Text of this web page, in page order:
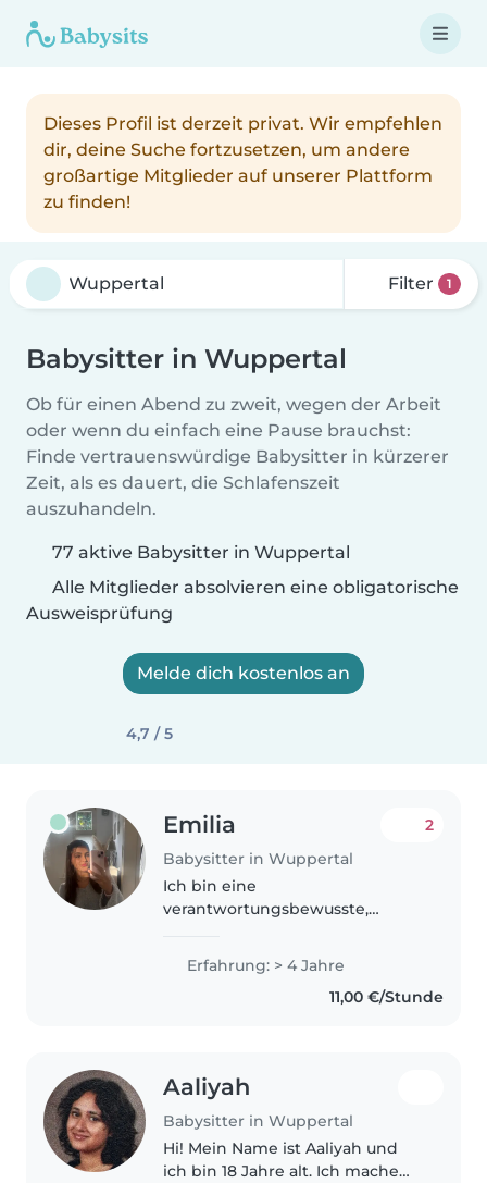
Dieses Profil ist derzeit privat. Wir empfehlen
dir, deine Suche fortzusetzen, um andere
großartige Mitglieder auf unserer Plattform
zu finden!
Filter 1
Babysitter in Wuppertal
Ob für einen Abend zu zweit, wegen der Arbeit
oder wenn du einfach eine Pause brauchst:
Finde vertrauenswürdige Babysitter in kürzerer
Zeit, als es dauert, die Schlafenszeit
auszuhandeln.
77 aktive Babysitter in Wuppertal
Alle Mitglieder absolvieren eine obligatorische
Ausweisprüfung
Melde dich kostenlos an
4,7 / 5
Emilia
Babysitter in Wuppertal
2
Ich bin eine
verantwortungsbewusste,
Babysitterin mit Erfahrung in
der Betreuung von Babys,
Kleinkindern, Vorschulkindern
Erfahrung: > 4 Jahre
11,00 €/Stunde
Aaliyah
Babysitter in Wuppertal
Hi! Mein Name ist Aaliyah und
ich bin 18 Jahre alt. Ich mache